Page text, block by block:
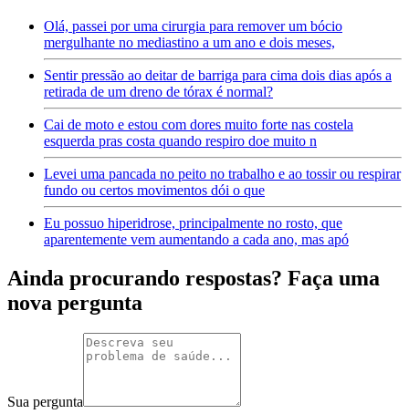
Olá, passei por uma cirurgia para remover um bócio
mergulhante no mediastino a um ano e dois meses,
Sentir pressão ao deitar de barriga para cima dois dias após a
retirada de um dreno de tórax é normal?
Cai de moto e estou com dores muito forte nas costela
esquerda pras costa quando respiro doe muito n
Levei uma pancada no peito no trabalho e ao tossir ou respirar
fundo ou certos movimentos dói o que
Eu possuo hiperidrose, principalmente no rosto, que
aparentemente vem aumentando a cada ano, mas apó
Ainda procurando respostas? Faça uma
nova pergunta
Sua pergunta